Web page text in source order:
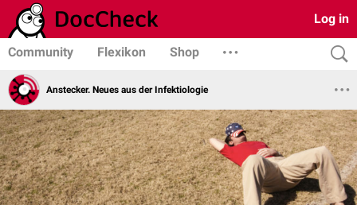
Log in
Community Flexikon Shop
Anstecker. Neues aus der Infektiologie